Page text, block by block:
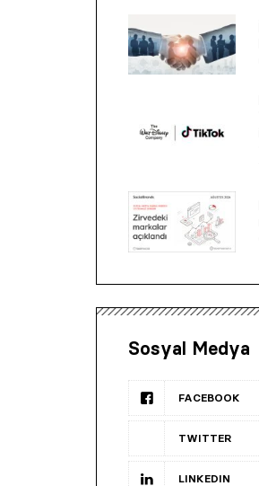
Sosyal Medya
FACEBOOK
TWITTER
LINKEDIN